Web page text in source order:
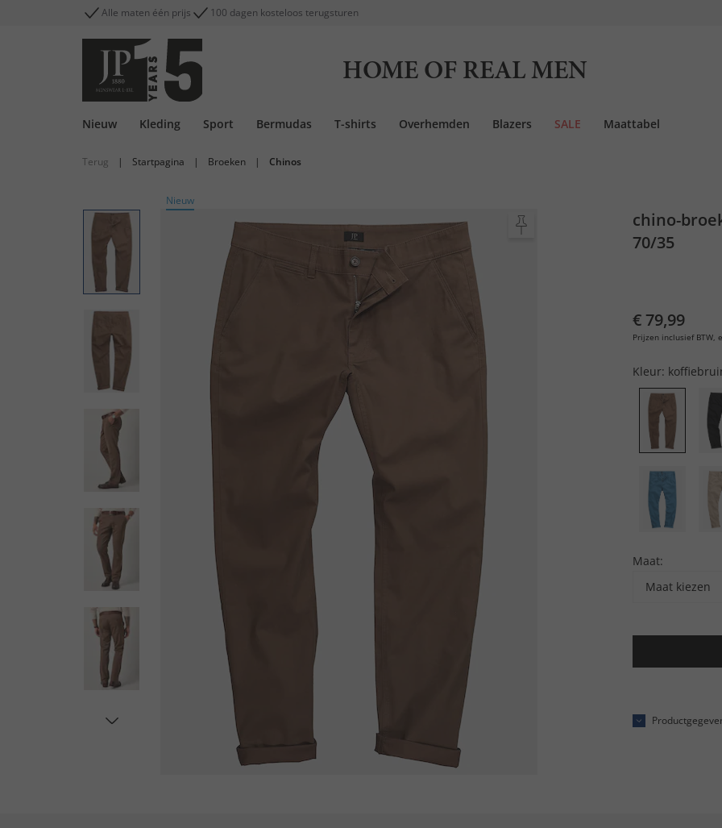
Alle maten één prijs 100 dagen kosteloos terugsturen
HOME OF REAL MEN
Nieuw Kleding Sport Bermudas T-shirts Overhemden Blazers SALE Maattabel
Terug | Startpagina | Broeken | Chinos
Nieuw
chino-
70/35
€ 79,99
Prijzen inclusief BTW,
Kleur:
Maat:
Maat kiezen